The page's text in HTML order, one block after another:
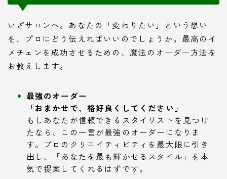
いざサロンへ。あなたの「変わりたい」という想い
を、プロにどう伝えればいいのでしょうか。最高のイ
メチェンを成功させるための、魔法のオーダー方法を
お教えします。
最強のオーダー
「おまかせで、格好良くしてください」
もしあなたが信頼できるスタイリストを見つけ
たなら、この一言が最強のオーダーになりま
す。プロのクリエイティビティを最大限に引き
出し、「あなたを最も輝かせるスタイル」を本
気で提案してくれるはずです。